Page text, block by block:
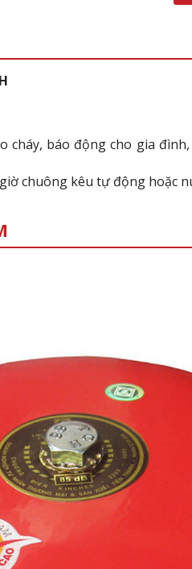
cháy, báo động cho gia
chuông kêu tự động hoặc